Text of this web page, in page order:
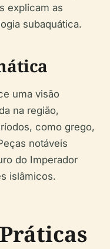
explicam as
subaquática.
uma visão
na região,
como grego,
notáveis
do Imperador
islâmicos.